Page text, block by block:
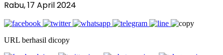
Rabu, 17 April 2024
URL berhasil dicopy